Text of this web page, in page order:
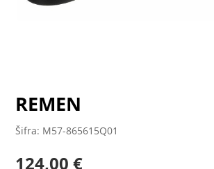
REMEN
Šifra: M57-865615Q01
124,00€